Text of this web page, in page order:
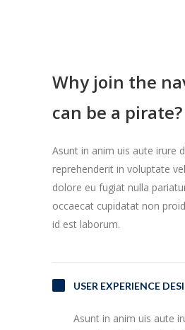
Why join the
can be a pirate?
Asunt in anim uis aute irure
reprehenderit in voluptate
dolore eu fugiat nulla
occaecat cupidatat non
id est laborum.
USER EXPERIENCE
Asunt in anim uis aute